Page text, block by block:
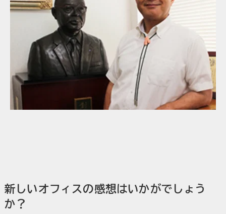
新しいオフィスの感想はいかがでしょう
か？